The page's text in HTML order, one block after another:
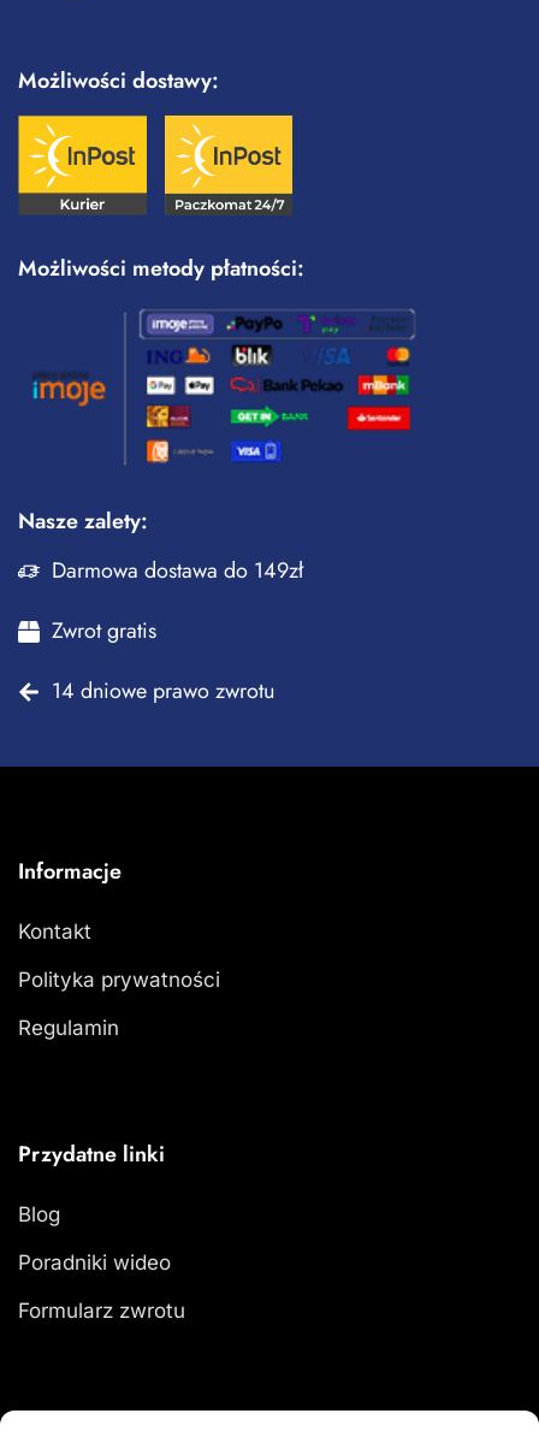
Możliwości dostawy:
Możliwości metody płatności:
Nasze zalety:
Darmowa dostawa do 149zł
Zwrot gratis
14 dniowe prawo zwrotu
Informacje
Kontakt
Polityka prywatności
Regulamin
Przydatne linki
Blog
Poradniki wideo
Formularz zwrotu